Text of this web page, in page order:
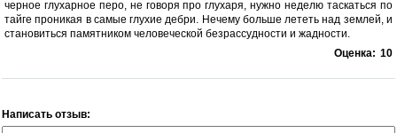
черное глухарное перо, не говоря про глухаря, нужно неделю таскаться по
тайге проникая в самые глухие дебри. Нечему больше лететь над землей, и
становиться памятником человеческой безрассудности и жадности.
Оценка: 10
Написать отзыв: